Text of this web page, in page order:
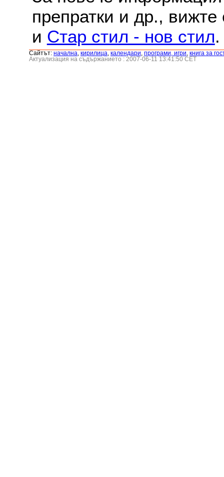
препратки и др.,
и Стар стил - нов стил.
Сайтът: началнa кирилица календари програми, игри книга за
Актуализация на съдържанието : 2007-06-11 13:41:50 CET